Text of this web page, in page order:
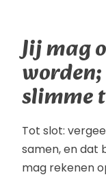
Jij mag
slimme
Tot slot:
samen, en dat
mag rekenen